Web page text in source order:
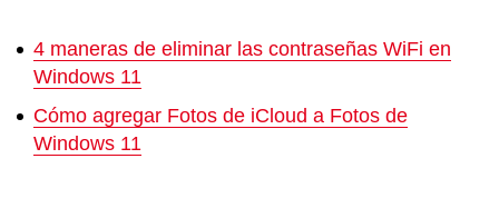
4 maneras de eliminar las contraseñas WiFi en
Windows 11
Cómo agregar Fotos de iCloud a Fotos de
Windows 11